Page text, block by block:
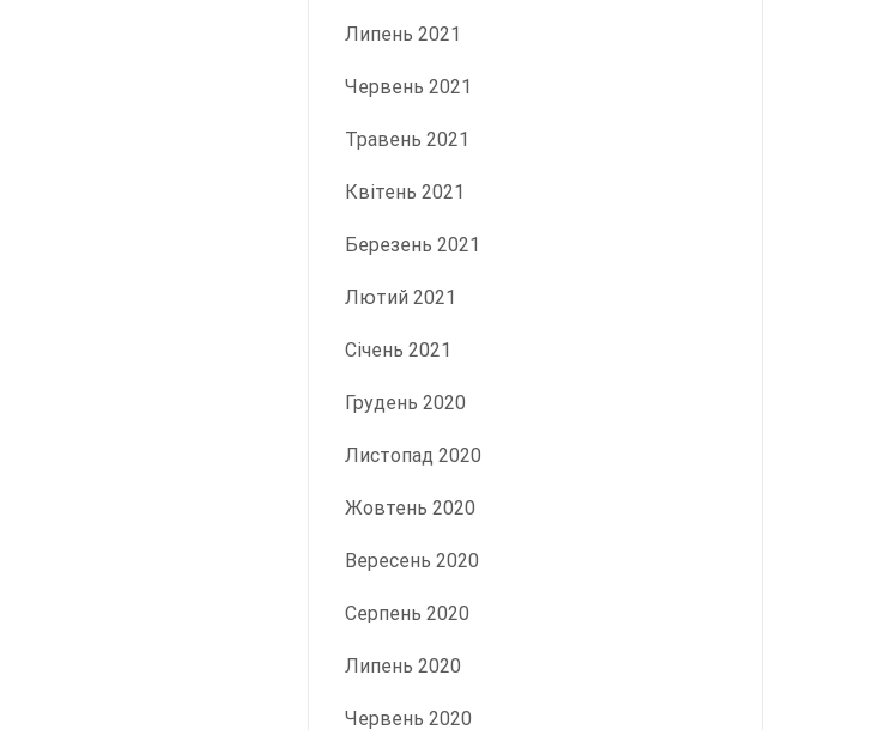
Липень 2021
Червень 2021
Травень 2021
Квітень 2021
Березень 2021
Лютий 2021
Січень 2021
Грудень 2020
Листопад 2020
Жовтень 2020
Вересень 2020
Серпень 2020
Липень 2020
Червень 2020